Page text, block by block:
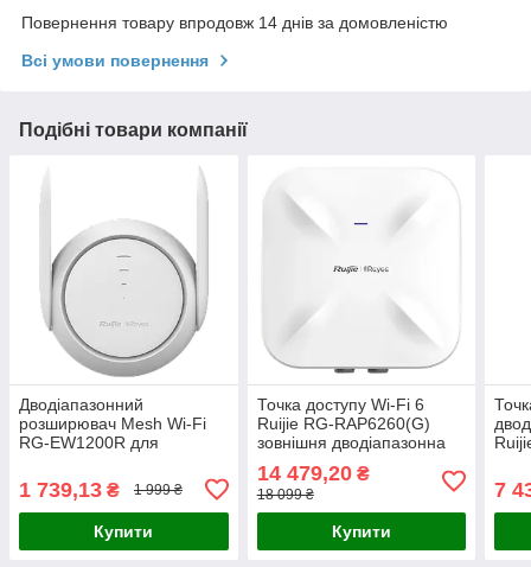
Повернення товару впродовж 14 днів за домовленістю
Всі умови повернення
Подібні товари компанії
Дводіапазонний
розширювач Mesh Wi-Fi
RG-EW1200R для
всьому дому з
вбудованими
підсилювачами сигналу і
1 739,13 ₴ 1 999 ₴
Купити
Точка доступу Wi-Fi 6
Ruijie RG-RAP6260(G)
зовнішня дводіапазонна
575 Мбіт/с та 1200 Мбіт/с,
IP68, для
14 479,20₴
18 099 ₴
Купити
з
та
7